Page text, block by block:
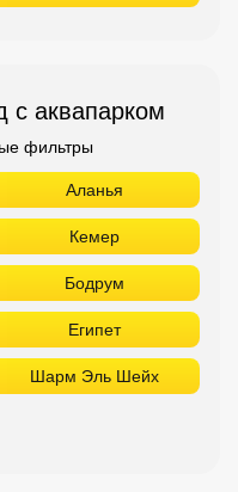
с аквапарком
фильтры
Аланья
Кемер
Бодрум
Египет
Шарм Эль Шейх